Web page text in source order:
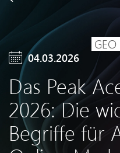
GEO
04.03.2026
Das Peak
2026: Die
Begriffe für